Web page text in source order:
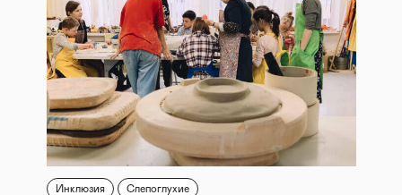
Инклюзия Слепоглухие